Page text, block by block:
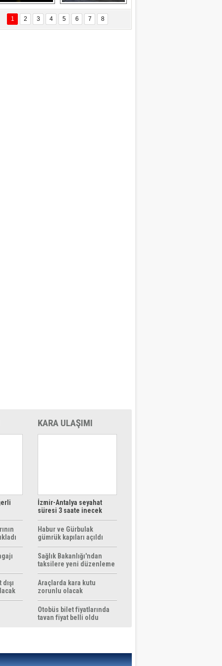
ÖZYANIK
Değişti?
Delta uçağına
yıldırım çarptı
Ford Focus RS
(2015)
1 2 3 4 5 6 7 8
KARA ULAŞIMI
İzmir-Antalya seyahat
süresi 3 saate inecek
Habur ve Gürbulak
gümrük kapıları açıldı
Sağlık Bakanlığı'ndan
taksilere yeni düzenleme
Araçlarda kara kutu
zorunlu olacak
Otobüs bilet fiyatlarında
tavan fiyat belli oldu